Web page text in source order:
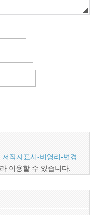
작자표시-비영리-변경
이용할 수 있습니다.